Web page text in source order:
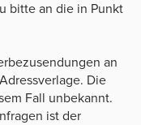
bitte an die in Punkt
an
Die
Fall unbekannt.
ist der